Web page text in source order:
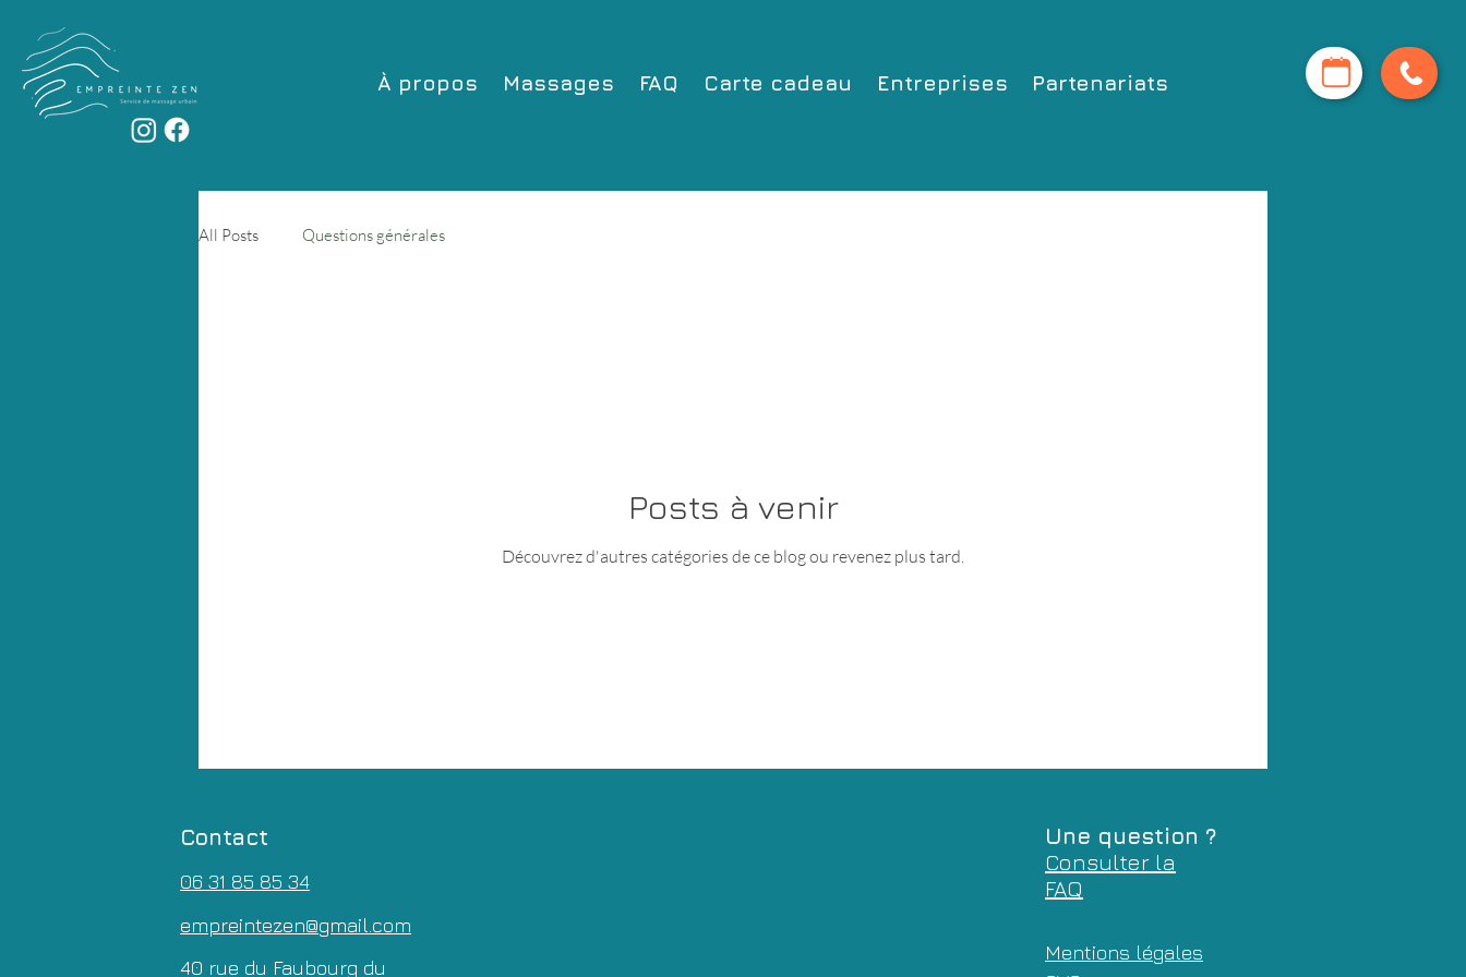
À propos Massages FAQ Carte cadeau Entreprises Partenariats
All Posts Questions générales
Posts à venir
Découvrez d'autres catégories de ce blog ou revenez plus tard.
Contact
06 31 85 85 34
empreintezen@gmail.com
40 rue du Faubourg du
Une question ?
Consulter la
FAQ
Mentions légales